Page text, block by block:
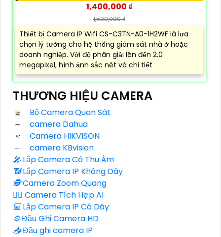
1,400,000 ₫
1,500,000 ₫
Thiết bị Camera IP Wifi CS-C3TN-A0-1H2WF là lựa
chọn lý tưởng cho hệ thống giám sát nhà ở hoặc
doanh nghiệp. Với độ phân giải lên đến 2.0
megapixel, hình ảnh sắc nét và chi tiết
THƯƠNG HIỆU CAMERA
Bộ Camera Quan Sát
camera Dahua
Camera HIKVISON
camera KBvision
️🎤️ Lắp Camera Có Thu Âm
📶Lắp Camera IP Không Dây
🕵️Camera Zoom Quang
🧛‍♀️ Camera Tích Hợp AI
💻 Lắp Camera IP Có Dây
⚙️Đầu Ghi Camera HD
📥Đầu ghi camera IP